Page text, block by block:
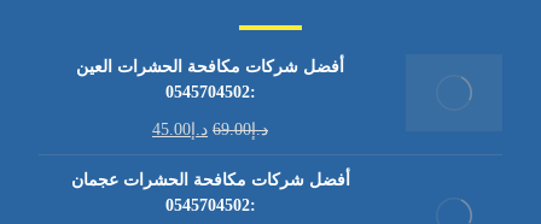
أفضل شركات مكافحة الحشرات العين
:0545704502
د.إ69.00 د.إ 45.00
أفضل شركات مكافحة الحشرات عجمان
:0545704502